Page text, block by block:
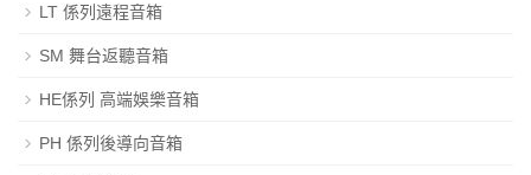
LT 係列遠程音箱
SM 舞台返聽音箱
HE係列 高端娛樂音箱
PH 係列後導向音箱